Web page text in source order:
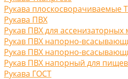
Рукава плоскосворачиваемые
Рукава ПВХ
Рукав ПВХ для
Рукав ПВХ напорно-
Рукав ПВХ напорно-
Рукав ПВХ напорный для
Рукава ГОСТ